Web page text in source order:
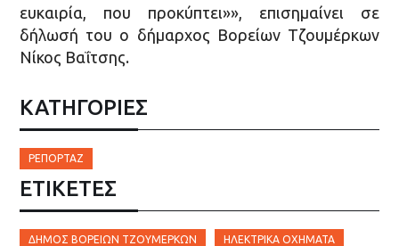
ευκαιρία, που προκύπτει»», επισημαίνει σε
δήλωσή του ο δήμαρχος Βορείων Τζουμέρκων
Νίκος Βαΐτσης.
ΚΑΤΗΓΟΡΙΕΣ
ΡΕΠΟΡΤΆΖ
ΕΤΙΚΈΤΕΣ
ΔΉΜΟΣ ΒΟΡΕΊΩΝ ΤΖΟΥΜΈΡΚΩΝ ΗΛΕΚΤΡΙΚΆ ΟΧΉΜΑΤΑ